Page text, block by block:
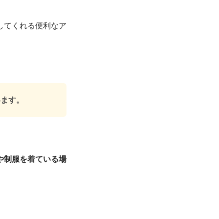
てくれる便利なア
す。
制服を着ている場